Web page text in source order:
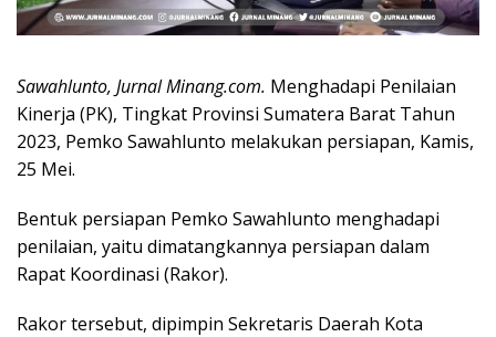
Sawahlunto, Jurnal Minang.com. Menghadapi Penilaian
Kinerja (PK), Tingkat Provinsi Sumatera Barat Tahun
2023, Pemko Sawahlunto melakukan persiapan, Kamis,
25 Mei.
Bentuk persiapan Pemko Sawahlunto menghadapi
penilaian, yaitu dimatangkannya persiapan dalam
Rapat Koordinasi (Rakor).
Rakor tersebut, dipimpin Sekretaris Daerah Kota